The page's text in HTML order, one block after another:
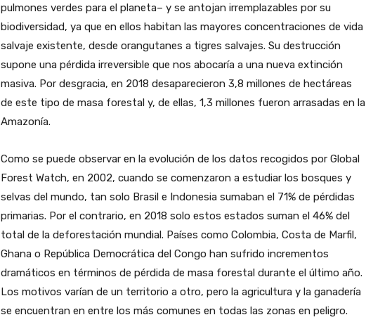
pulmones verdes para el planeta– y se antojan irremplazables por su
biodiversidad, ya que en ellos habitan las mayores concentraciones de vida
salvaje existente, desde orangutanes a tigres salvajes. Su destrucción
supone una pérdida irreversible que nos abocaría a una nueva extinción
masiva. Por desgracia, en 2018 desaparecieron 3,8 millones de hectáreas
de este tipo de masa forestal y, de ellas, 1,3 millones fueron arrasadas en la
Amazonía.
Como se puede observar en la evolución de los datos recogidos por Global
Forest Watch, en 2002, cuando se comenzaron a estudiar los bosques y
selvas del mundo, tan solo Brasil e Indonesia sumaban el 71% de pérdidas
primarias. Por el contrario, en 2018 solo estos estados suman el 46% del
total de la deforestación mundial. Países como Colombia, Costa de Marfil,
Ghana o República Democrática del Congo han sufrido incrementos
dramáticos en términos de pérdida de masa forestal durante el último año.
Los motivos varían de un territorio a otro, pero la agricultura y la ganadería
se encuentran en entre los más comunes en todas las zonas en peligro.